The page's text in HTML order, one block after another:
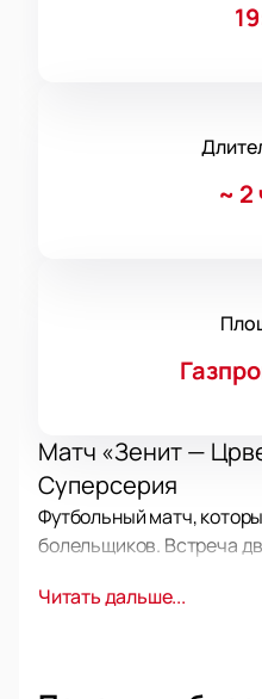
~ 2
Матч «Зенит —
Суперсерия
Футбольный матч,
болельщиков. Встреча
Суперсерии. Атмосфера
обещает стать одним из
Читать дальше...